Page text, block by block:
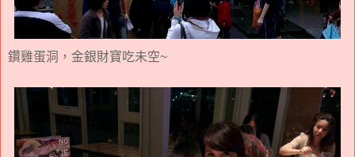
鑽雞蛋洞，金銀財寶吃未空~